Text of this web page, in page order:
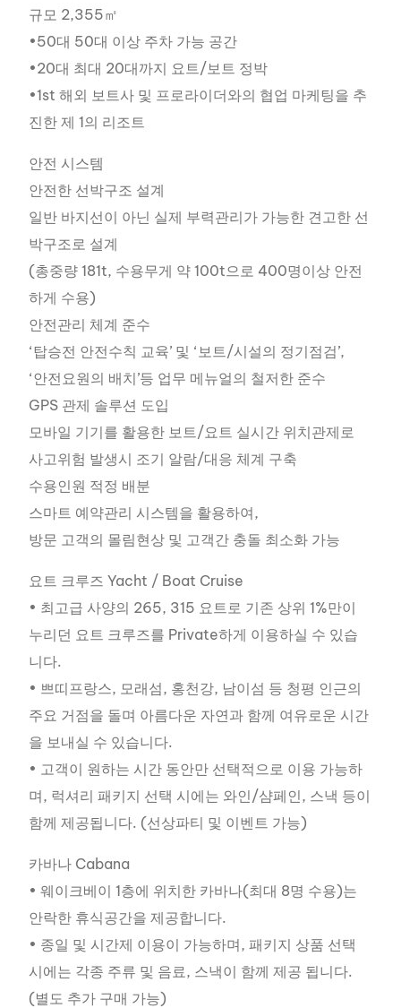
규모 2,355㎡
•50대 50대 이상 주차 가능 공간
•20대 최대 20대까지 요트/보트 정박
•1st 해외 보트사 및 프로라이더와의 협업 마케팅을 추
진한 제 1의 리조트
안전 시스템
안전한 선박구조 설계
일반 바지선이 아닌 실제 부력관리가 가능한 견고한 선
박구조로 설계
(총중량 181t, 수용무게 약 100t으로 400명이상 안전
하게 수용)
안전관리 체계 준수
‘탑승전 안전수칙 교육’ 및 ‘보트/시설의 정기점검’,
‘안전요원의 배치’등 업무 메뉴얼의 철저한 준수
GPS 관제 솔루션 도입
모바일 기기를 활용한 보트/요트 실시간 위치관제로
사고위험 발생시 조기 알람/대응 체계 구축
수용인원 적정 배분
스마트 예약관리 시스템을 활용하여,
방문 고객의 몰림현상 및 고객간 충돌 최소화 가능
요트 크루즈 Yacht / Boat Cruise
• 최고급 사양의 265, 315 요트로 기존 상위 1%만이
누리던 요트 크루즈를 Private하게 이용하실 수 있습
니다.
• 쁘띠프랑스, 모래섬, 홍천강, 남이섬 등 청평 인근의
주요 거점을 돌며 아름다운 자연과 함께 여유로운 시간
을 보내실 수 있습니다.
• 고객이 원하는 시간 동안만 선택적으로 이용 가능하
며, 럭셔리 패키지 선택 시에는 와인/샴페인, 스낵 등이
함께 제공됩니다. (선상파티 및 이벤트 가능)
카바나 Cabana
• 웨이크베이 1층에 위치한 카바나(최대 8명 수용)는
안락한 휴식공간을 제공합니다.
• 종일 및 시간제 이용이 가능하며, 패키지 상품 선택
시에는 각종 주류 및 음료, 스낵이 함께 제공 됩니다.
(별도 추가 구매 가능)